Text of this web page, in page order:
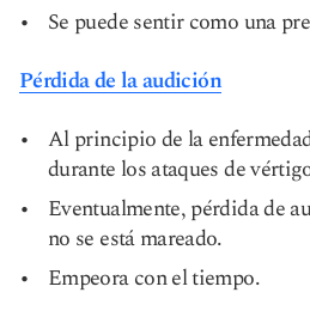
Se puede sentir como una
Pérdida de la audición
Al principio de la
durante los ataques de
Eventualmente, pérdida de
no se está mareado.
Empeora con el tiempo.